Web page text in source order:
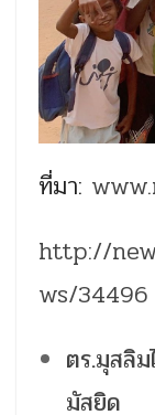
ที่มา:
http://
ws/34496
ตร.มุสลิม
มัสยิด